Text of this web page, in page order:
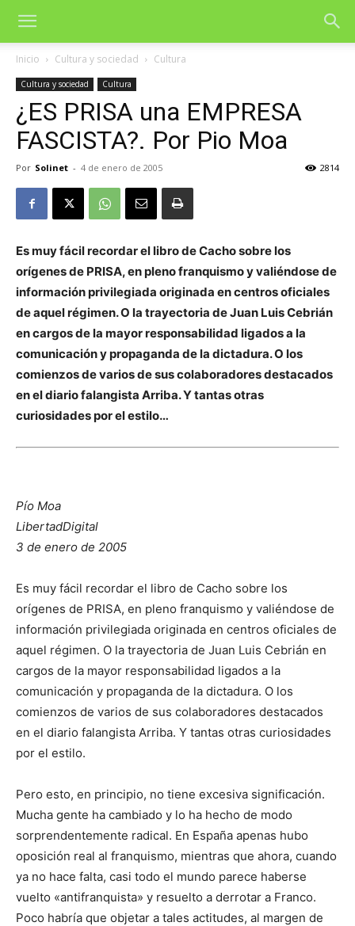
Inicio Cultura y sociedad Cultura
Cultura y sociedad Cultura
¿ES PRISA una EMPRESA
FASCISTA?. Por Pio Moa
Por Solinet - 4 de enero de 2005 2814
Es muy fácil recordar el libro de Cacho sobre los
orígenes de PRISA, en pleno franquismo y valiéndose de
información privilegiada originada en centros oficiales
de aquel régimen. O la trayectoria de Juan Luis Cebrián
en cargos de la mayor responsabilidad ligados a la
comunicación y propaganda de la dictadura. O los
comienzos de varios de sus colaboradores destacados
en el diario falangista Arriba. Y tantas otras
curiosidades por el estilo…
Pío Moa
LibertadDigital
3 de enero de 2005
Es muy fácil recordar el libro de Cacho sobre los
orígenes de PRISA, en pleno franquismo y valiéndose de
información privilegiada originada en centros oficiales de
aquel régimen. O la trayectoria de Juan Luis Cebrián en
cargos de la mayor responsabilidad ligados a la
comunicación y propaganda de la dictadura. O los
comienzos de varios de sus colaboradores destacados
en el diario falangista Arriba. Y tantas otras curiosidades
por el estilo.
Pero esto, en principio, no tiene excesiva significación.
Mucha gente ha cambiado y lo ha hecho de modo
sorprendentemente radical. En España apenas hubo
oposición real al franquismo, mientras que ahora, cuando
ya no hace falta, casi todo el mundo parece haberse
vuelto «antifranquista» y resuelto a derrotar a Franco.
Poco habría que objetar a tales actitudes, al margen de